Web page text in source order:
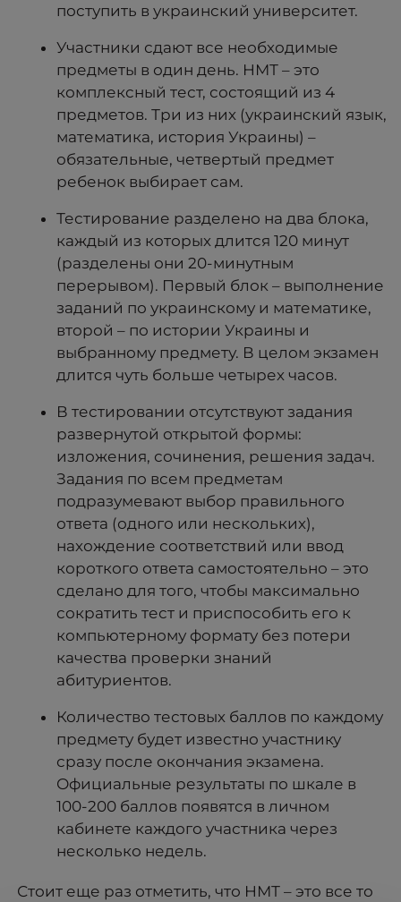
поступить в украинский университет.
Участники сдают все необходимые
предметы в один день. НМТ – это
комплексный тест, состоящий из 4
предметов. Три из них (украинский язык,
математика, история Украины) –
обязательные, четвертый предмет
ребенок выбирает сам.
Тестирование разделено на два блока,
каждый из которых длится 120 минут
(разделены они 20-минутным
перерывом). Первый блок – выполнение
заданий по украинскому и математике,
второй – по истории Украины и
выбранному предмету. В целом экзамен
длится чуть больше четырех часов.
В тестировании отсутствуют задания
развернутой открытой формы:
изложения, сочинения, решения задач.
Задания по всем предметам
подразумевают выбор правильного
ответа (одного или нескольких),
нахождение соответствий или ввод
короткого ответа самостоятельно – это
сделано для того, чтобы максимально
сократить тест и приспособить его к
компьютерному формату без потери
качества проверки знаний
абитуриентов.
Количество тестовых баллов по каждому
предмету будет известно участнику
сразу после окончания экзамена.
Официальные результаты по шкале в
100-200 баллов появятся в личном
кабинете каждого участника через
несколько недель.
Стоит еще раз отметить, что НМТ – это все то